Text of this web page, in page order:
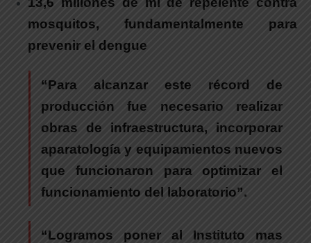
mosquitos, fundamentalmente para
prevenir el dengue
“Para alcanzar este récord de
producción fue necesario realizar
obras de infraestructura, incorporar
aparatología y equipamientos nuevos
que funcionaron para optimizar el
funcionamiento del laboratorio”.
“Logramos poner al Instituto mas